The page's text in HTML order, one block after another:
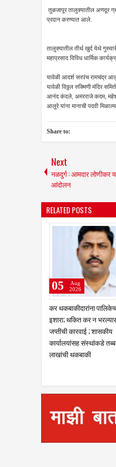
तुळजापूर तालुक्यातील अणदूर
प्रदान करण्यात आले.
तालुक्यातील तीर्थ खुर्द येथे
महाप्रसाद विविध धार्मिक
यावेळी आदर्श सरपंच रामचंद्र
यावेळी विठ्ठल रुक्मिणी मंदिर
आनंद कंदले, अमरराजे कदम, महेश
आलूरे यांना मानाची पदवी
Share to:
Next
नळदुर्ग : आमदार लोणीकर
आंदोलन
RELATED POSTS
कर थकबाकीदारांना
इशारा; थकित कर न
जप्तीची कारवाई ; शासकीय
कार्यालयांसह संस्थांकडे
लाखांची थकबाकी
05
Aug
2026